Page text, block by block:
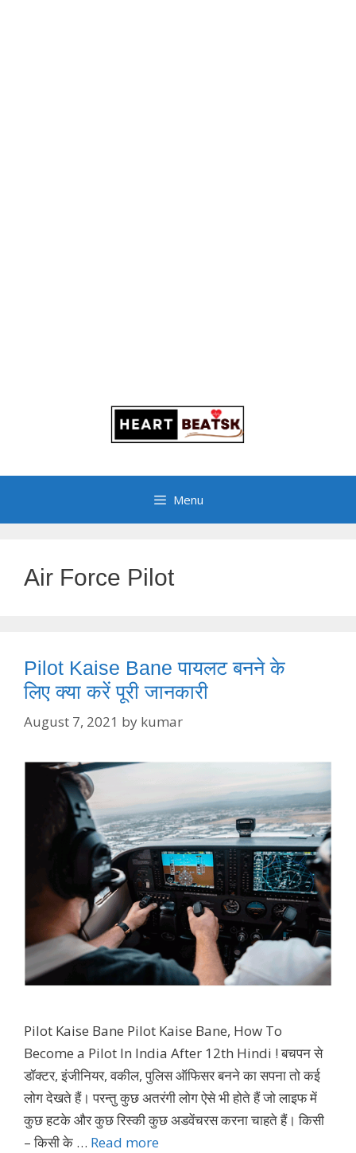
Menu
Air Force Pilot
Pilot Kaise Bane पायलट बनने के
लिए क्या करें पूरी जानकारी
August 7, 2021 by kumar
Pilot Kaise Bane Pilot Kaise Bane, How To
Become a Pilot In India After 12th Hindi ! बचपन से
डॉक्टर, इंजीनियर, वकील, पुलिस ऑफिसर बनने का सपना तो कई
लोग देखते हैं। परन्तु कुछ अतरंगी लोग ऐसे भी होते हैं जो लाइफ में
कुछ हटके और कुछ रिस्की कुछ अडवेंचरस करना चाहते हैं। किसी
– किसी के … Read more